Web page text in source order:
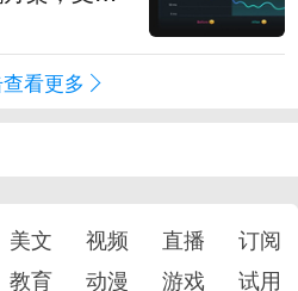
看更多
美文 视频 直播
订阅
教育 动漫 游戏 试用